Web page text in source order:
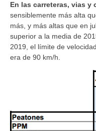
En las carreteras, vias y
sensiblemente más alta
más, y más altas que en
superior a la media de
2019, el límite de
era de 90 km/h.